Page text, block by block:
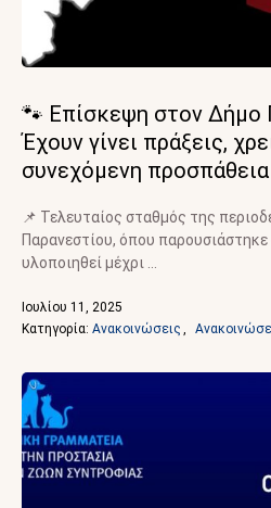
🐾 Επίσκεψη στον Δήμο
Έχουν γίνει πράξεις,
συνεχόμενη προσπάθεια
📌 Τελευταίος σταθμός της
Παρανεστίου, όπου
υλοποιηθεί μέχρι …
Ιουλίου 11, 2025
Κατηγορία: Ανακοινώσεις ,